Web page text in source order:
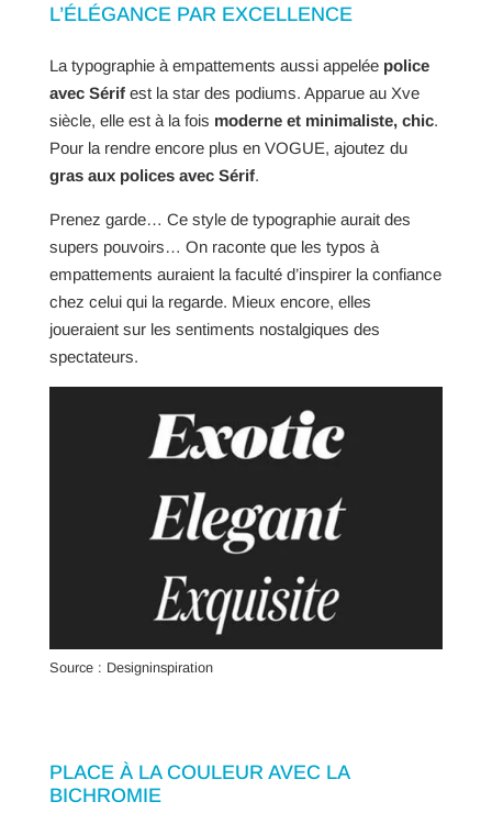
L’ÉLÉGANCE PAR EXCELLENCE
La typographie à empattements aussi appelée police
avec Sérif est la star des podiums. Apparue au Xve
siècle, elle est à la fois moderne et minimaliste, chic.
Pour la rendre encore plus en VOGUE, ajoutez du
gras aux polices avec Sérif.
Prenez garde… Ce style de typographie aurait des
supers pouvoirs… On raconte que les typos à
empattements auraient la faculté d’inspirer la confiance
chez celui qui la regarde. Mieux encore, elles
joueraient sur les sentiments nostalgiques des
spectateurs.
Source : Designinspiration
PLACE À LA COULEUR AVEC LA
BICHROMIE